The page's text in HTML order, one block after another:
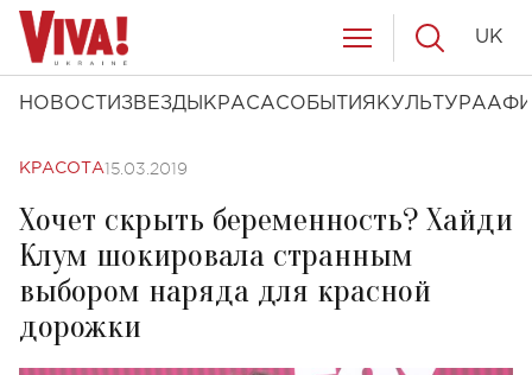
НОВОСТИ ЗВЕЗДЫ КРАСАСОБЫТИЯ КУЛЬТУРА
UK
КРАСОТА15.03.2019
Хочет скрыть беременность? Хайди
Клум шокировала странным
выбором наряда для красной
дорожки